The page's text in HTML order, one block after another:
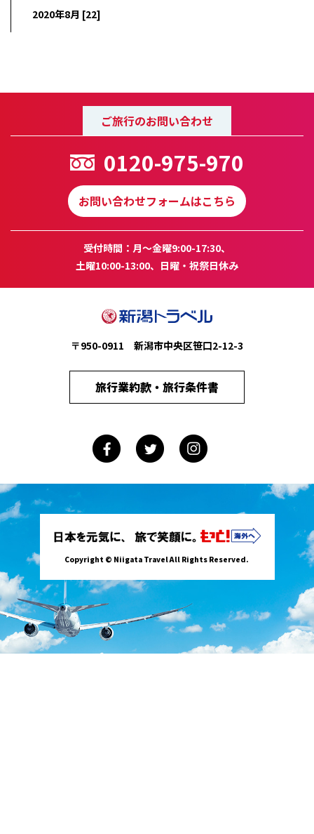
2020年8月 [22]
ご旅行のお問い合わせ
0120-975-970
お問い合わせフォームはこちら
受付時間：月～金曜9:00-17:30、
土曜10:00-13:00、日曜・祝祭日休み
〒950-0911 新潟市中央区笹口2-12-3
旅行業約款・旅行条件書
Copyright © Niigata Travel All Rights Reserved.